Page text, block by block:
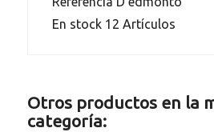
En stock 12 Artículos
Otros productos en la
categoría: